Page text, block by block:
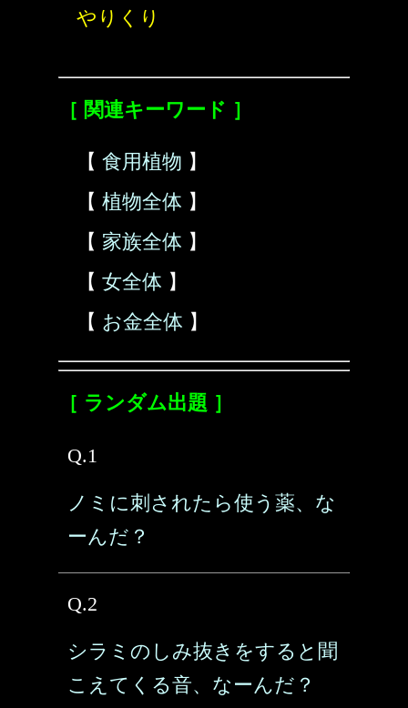
やりくり
［ 関連キーワード ］
【 食用植物 】
【 植物全体 】
【 家族全体 】
【 女全体 】
【 お金全体 】
［ ランダム出題 ］
Q.1
ノミに刺されたら使う薬、な
ーんだ？
Q.2
シラミのしみ抜きをすると聞
こえてくる音、なーんだ？